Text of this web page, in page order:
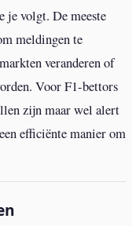
je volgt. De meeste
meldingen te
veranderen of
Voor F1-bettors
zijn maar wel alert
efficiënte manier om